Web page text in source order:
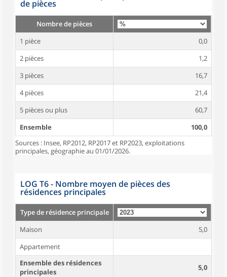
de pièces
Nombre de pièces
1 pièce
0,0
2 pièces
1,2
3 pièces
16,7
4 pièces
21,4
5 pièces ou plus
60,7
Ensemble
100,0
Sources : Insee, RP2012, RP2017 et RP2023, exploitations
principales, géographie au 01/01/2026.
LOG T6 - Nombre moyen de pièces des
résidences principales
Type de résidence principale
Maison
5,0
Appartement
Ensemble des résidences
principales
5,0